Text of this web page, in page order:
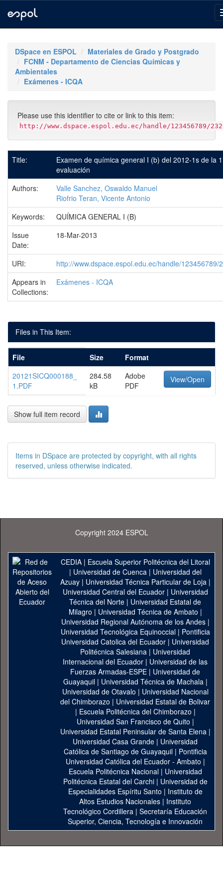
navigationDSpace en ESPOL
Materiales de Grado y Postgrado
FCNM - Departamento de Ciencias Químicas y
Ambientales
Exámenes - ICQA
Please use this identifier to cite or link to this item:
http://www.dspace.espol.edu.ec/handle/123456789/
Title:
Examen de química general I (b) del 2012-1s de la
evaluación
Authors:
Valle Sanchez, Oswaldo Manuel
Riofrio Teran, Vicente Antonio
Keywords:
QUÍMICA GENERAL I (B)
Issue
Date:
18-Mar-2013
URI:
http://www.dspace.espol.edu.ec/handle/123456789/
Appears in
Collections:
Exámenes - ICQA
Files in This Item:
File Size
Format
20121SICQ000188_
1.PDF
284.58
kB
Adobe
PDF
View/Open
Show full item record
Items in DSpace are protected by copyright, with all rights
reserved, unless otherwise indicated.
Copyright 2024 ESPOL
CEDIA| Escuela Superior Politécnica del Litoral
| Universidad de Cuenca| Universidad del
Azuay| Universidad Técnica Particular de Loja|
Universidad Central del Ecuador| Universidad
Técnica del Norte | Universidad Estatal de
Milagro | Universidad Técnica de Ambato |
Universidad Regional Autónoma de los Andes|
Universidad Tecnológica Equinoccial| Pontificia
Universidad Catolica del Ecuador | Universidad
Politécnica Salesiana | Universidad
Internacional del Ecuador | Universidad de las
Fuerzas Armadas-ESPE | Universidad de
Guayaquil| Universidad Técnica de Machala|
Universidad de Otavalo | Universidad Nacional
del Chimborazo | Universidad Estatal de Bolivar
| Escuela Politécnica del Chimborazo |
Universidad San Francisco de Quito |
Universidad Estatal Peninsular de Santa Elena|
Universidad Casa Grande | Universidad
Católica de Santiago de Guayaquil| Pontificia
Universidad Católica del Ecuador - Ambato |
Escuela Politécnica Nacional| Universidad
Politécnica Estatal del Carchi| Universidad de
Especialidades Espíritu Santo | Instituto de
Altos Estudios Nacionales | Instituto
Tecnológico Cordillera | Secretaría Educación
Superior, Ciencia, Tecnología e Innovación